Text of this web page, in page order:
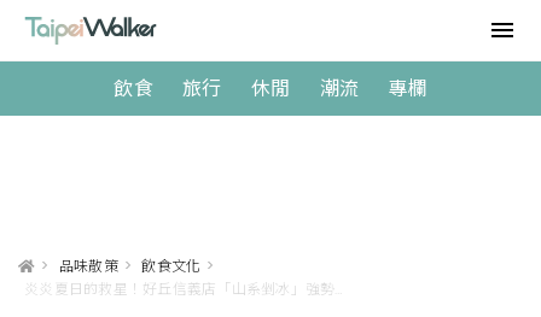
飲食 旅行 休閒 潮流 專欄
> 品味散策 > 飲食文化 >